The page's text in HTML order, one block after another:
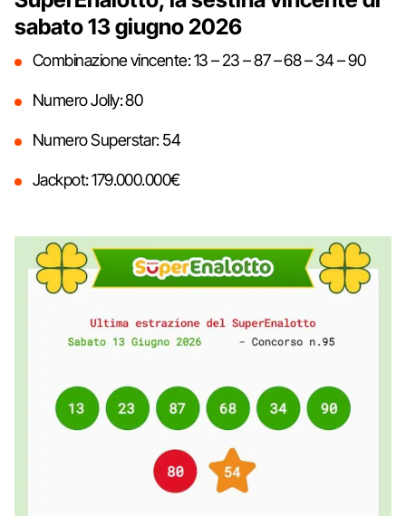
sabato 13 giugno 2026
Combinazione vincente: 13 – 23 – 87 – 68 – 34 – 90
Numero Jolly: 80
Numero Superstar: 54
Jackpot: 179.000.000€